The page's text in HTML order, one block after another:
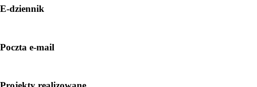
E-dziennik
Poczta e-mail